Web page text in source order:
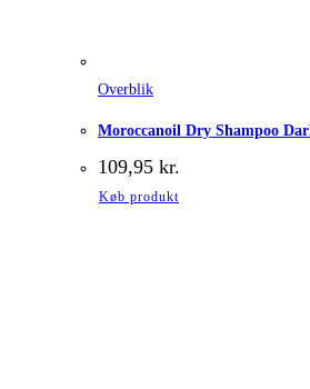
Overblik
Moroccanoil Dry Shampoo
109,95 kr.
Køb produkt